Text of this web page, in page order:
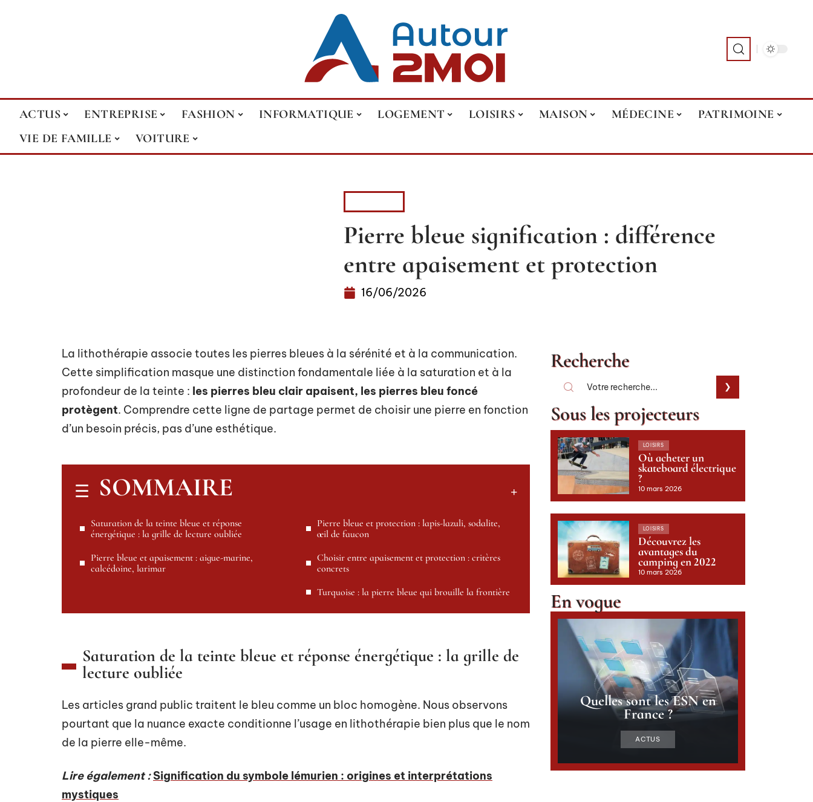
ACTUS ENTREPRISE FASHION INFORMATIQUE LOGEMENT LOISIRS MAISON MÉDECINE
PATRIMOINE
VIE DE FAMILLE
VOITURE
Pierre bleue signification : différence
entre apaisement et protection
16/06/2026
La lithothérapie associe toutes les pierres bleues à la sérénité et à la communication.
Cette simplification masque une distinction fondamentale liée à la saturation et à la
profondeur de la teinte : les pierres bleu clair apaisent, les pierres bleu foncé
protègent. Comprendre cette ligne de partage permet de choisir une pierre en fonction
d’un besoin précis, pas d’une esthétique.
SOMMAIRE
Saturation de la teinte bleue et réponse
énergétique : la grille de lecture oubliée
Pierre bleue et apaisement : aigue-marine,
calcédoine, larimar
Pierre bleue et protection : lapis-lazuli, sodalite,
œil de faucon
Choisir entre apaisement et protection : critères
concrets
Turquoise : la pierre bleue qui brouille la frontière
Saturation de la teinte bleue et réponse énergétique : la grille de
lecture oubliée
Les articles grand public traitent le bleu comme un bloc homogène. Nous observons
pourtant que la nuance exacte conditionne l’usage en lithothérapie bien plus que le nom
de la pierre elle-même.
Lire également : Signification du symbole lémurien : origines et interprétations
mystiques
Recherche
Sous les projecteurs
LOISIRS
Où acheter un
skateboard électrique
?
10 mars 2026
LOISIRS
Découvrez les
avantages du
camping en 2022
10 mars 2026
En vogue
Quelles sont les ESN en
France ?
ACTUS